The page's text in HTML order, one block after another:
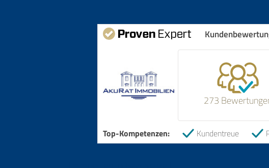
273
Top-Kompetenzen: Kundentreue